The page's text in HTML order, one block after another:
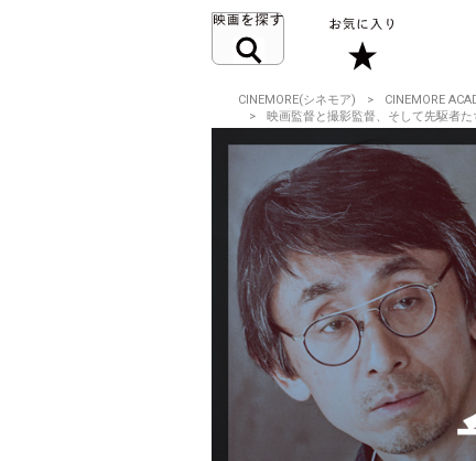
CINEMORE(シネモア)
CINEMORE
映画監督と撮影監督、そして先駆者